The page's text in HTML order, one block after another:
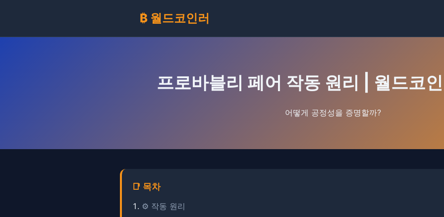
₿ 월드코인러
프로바블리 페어 작동 원리 | 월드코
어떻게 공정성을 증명할까?
📑 목차
⚙️ 작동 원리